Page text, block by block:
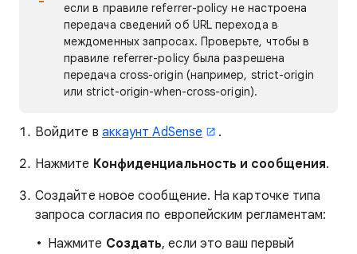
если в правиле referrer-policy не настроена
передача сведений об URL перехода в
междоменных запросах. Проверьте, чтобы в
правиле referrer-policy была разрешена
передача cross-origin (например, strict-origin
или strict-origin-when-cross-origin).
Войдите в аккаунт AdSense
.
Нажмите Конфиденциальность и сообщения.
Создайте новое сообщение. На карточке типа
запроса согласия по европейским регламентам:
Нажмите Создать, если это ваш первый